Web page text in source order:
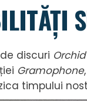
discuri
Gramophone
timpului